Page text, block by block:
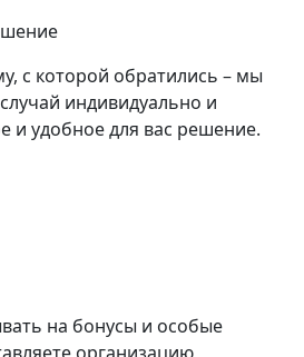
с которой обратились – мы
индивидуально и
и удобное для вас решение.
на бонусы и особые